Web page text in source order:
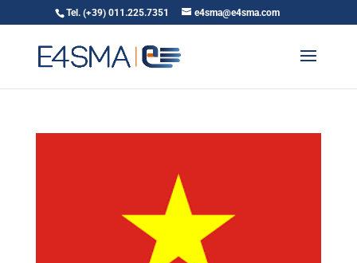
Tel. (+39) 011.225.7351 e4sma@e4sma.com